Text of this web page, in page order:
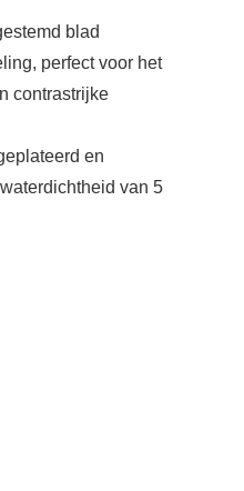
blad
perfect voor het
contrastrijke
en
van 5